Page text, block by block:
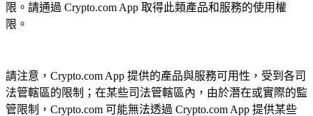
限。請通過 Crypto.com App 取得此類產品和服務的使用權
限。
請注意，Crypto.com App 提供的產品與服務可用性，受到各司
法管轄區的限制；在某些司法管轄區內，由於潛在或實際的監
管限制，Crypto.com 可能無法透過 Crypto.com App 提供某些